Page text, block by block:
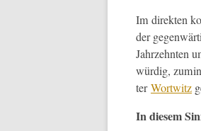
Im direk­ten
der
Jahrzehn­ten
würdig,
terWortwitz
In diesem